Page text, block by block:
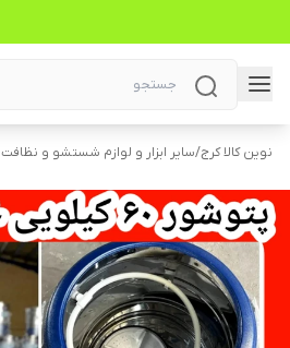
نوین کالا کرج/سایر ابزار و لوازم شستشو و نظافت